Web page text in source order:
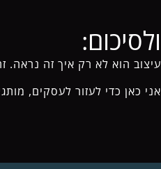
ולסיכום:
עיצוב הוא לא רק איך זה נראה.
אני כאן כדי לעזור לעסקים,